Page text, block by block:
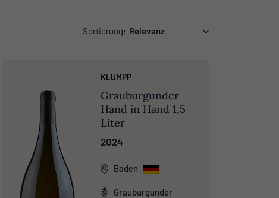
Sortierung:
KLUMPP
Grauburgunder
Hand in Hand 1,5
Liter
2024
Baden
Grauburgunder